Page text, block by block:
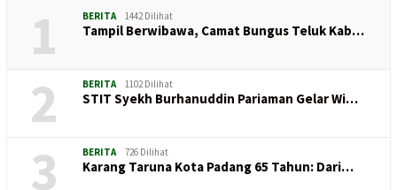
1 BERITA 1442 Dilihat
Tampil Berwibawa, Camat Bungus Teluk Kab…
2 BERITA 1102 Dilihat
STIT Syekh Burhanuddin Pariaman Gelar Wi…
3 BERITA 726 Dilihat
Karang Taruna Kota Padang 65 Tahun: Dari…